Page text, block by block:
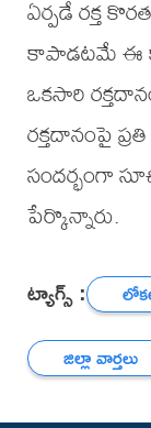
ఏర్పడే రక్త
కాపాడటమే ఈ
ఒకసారి
రక్తదానంపై
సందర్భంగా
పేర్కొన్నారు.
ట్యాగ్స్ :
జిల్లా వార్తలు